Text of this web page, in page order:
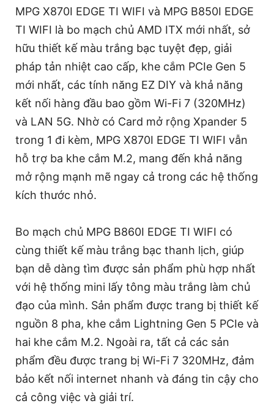
MPG X870I EDGE TI WIFI và MPG B850I EDGE
TI WIFI là bo mạch chủ AMD ITX mới nhất, sở
hữu thiết kế màu trắng bạc tuyệt đẹp, giải
pháp tản nhiệt cao cấp, khe cắm PCIe Gen 5
mới nhất, các tính năng EZ DIY và khả năng
kết nối hàng đầu bao gồm Wi-Fi 7 (320MHz)
và LAN 5G. Nhờ có Card mở rộng Xpander 5
trong 1 đi kèm, MPG X870I EDGE TI WIFI vẫn
hỗ trợ ba khe cắm M.2, mang đến khả năng
mở rộng mạnh mẽ ngay cả trong các hệ thống
kích thước nhỏ.
Bo mạch chủ MPG B860I EDGE TI WIFI có
cùng thiết kế màu trắng bạc thanh lịch, giúp
bạn dễ dàng tìm được sản phẩm phù hợp nhất
với hệ thống mini lấy tông màu trắng làm chủ
đạo của mình. Sản phẩm được trang bị thiết kế
nguồn 8 pha, khe cắm Lightning Gen 5 PCIe và
hai khe cắm M.2. Ngoài ra, tất cả các sản
phẩm đều được trang bị Wi-Fi 7 320MHz, đảm
bảo kết nối internet nhanh và đáng tin cậy cho
cả công việc và giải trí.